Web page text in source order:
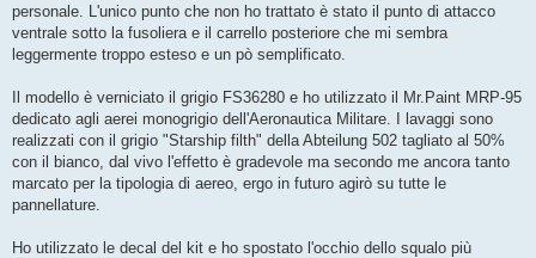
personale. L'unico punto che non ho trattato è stato il punto di attacco
ventrale sotto la fusoliera e il carrello posteriore che mi sembra
leggermente troppo esteso e un pò semplificato.
Il modello è verniciato il grigio FS36280 e ho utilizzato il Mr.Paint MRP-95
dedicato agli aerei monogrigio dell'Aeronautica Militare. I lavaggi sono
realizzati con il grigio "Starship filth" della Abteilung 502 tagliato al 50%
con il bianco, dal vivo l'effetto è gradevole ma secondo me ancora tanto
marcato per la tipologia di aereo, ergo in futuro agirò su tutte le
pannellature.
Ho utilizzato le decal del kit e ho spostato l'occhio dello squalo più